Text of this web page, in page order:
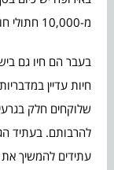
מ-10,000 חתולי חולות.
בעבר הם חיו גם
חיות עדיין
שלוקחים חלק
להרבותם. בעתיד
עתידים להמשיך